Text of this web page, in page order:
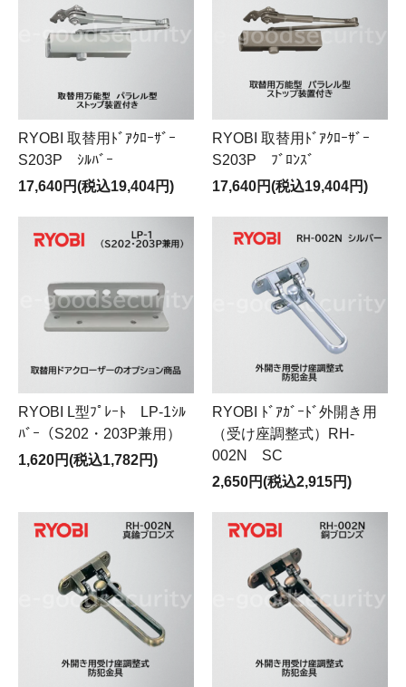
RYOBI 取替用ﾄﾞｱｸﾛｰｻﾞｰ
S203P ｼﾙﾊﾞｰ
17,640円(税込19,404円)
RYOBI 取替用ﾄﾞｱｸﾛｰｻﾞｰ
S203P ﾌﾞﾛﾝｽﾞ
17,640円(税込19,404円)
RYOBI L型ﾌﾟﾚｰﾄ LP-1ｼﾙ
ﾊﾞｰ（S202・203P兼用）
1,620円(税込1,782円)
RYOBI ﾄﾞｱｶﾞｰﾄﾞ外開き用
（受け座調整式）RH-
002N SC
2,650円(税込2,915円)